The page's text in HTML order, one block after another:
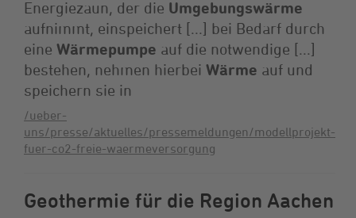
Energiezaun, der die Umgebungswärme
aufnimmt, einspeichert [...] bei Bedarf durch
eine Wärmepumpe auf die notwendige [...]
bestehen, nehmen hierbei Wärme auf und
speichern sie in
/ueber-
uns/presse/aktuelles/pressemeldungen/modellprojekt-
fuer-co2-freie-waermeversorgung
Geothermie für die Region Aachen